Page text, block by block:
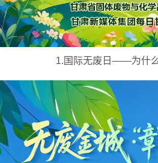
1.国际无废日——为什么